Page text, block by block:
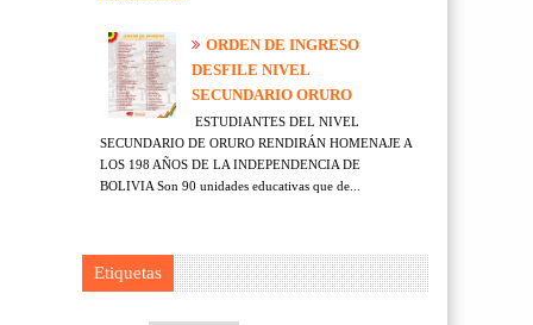
ORDEN DE INGRESO
DESFILE NIVEL
SECUNDARIO ORURO
ESTUDIANTES DEL NIVEL
SECUNDARIO DE ORURO RENDIRÁN HOMENAJE A
LOS 198 AÑOS DE LA INDEPENDENCIA DE
BOLIVIA Son 90 unidades educativas que de...
Etiquetas